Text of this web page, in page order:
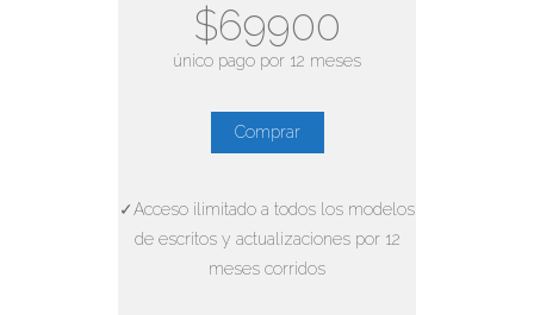
$69900
único pago por 12 meses
Comprar
✓Acceso ilimitado a todos los modelos
de escritos y actualizaciones por 12
meses corridos